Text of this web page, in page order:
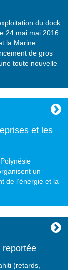
du dock
24 mai mai 2016
la Marine
de gros
toute nouvelle
et les
un
de l’énergie et la
reportée
(retards,